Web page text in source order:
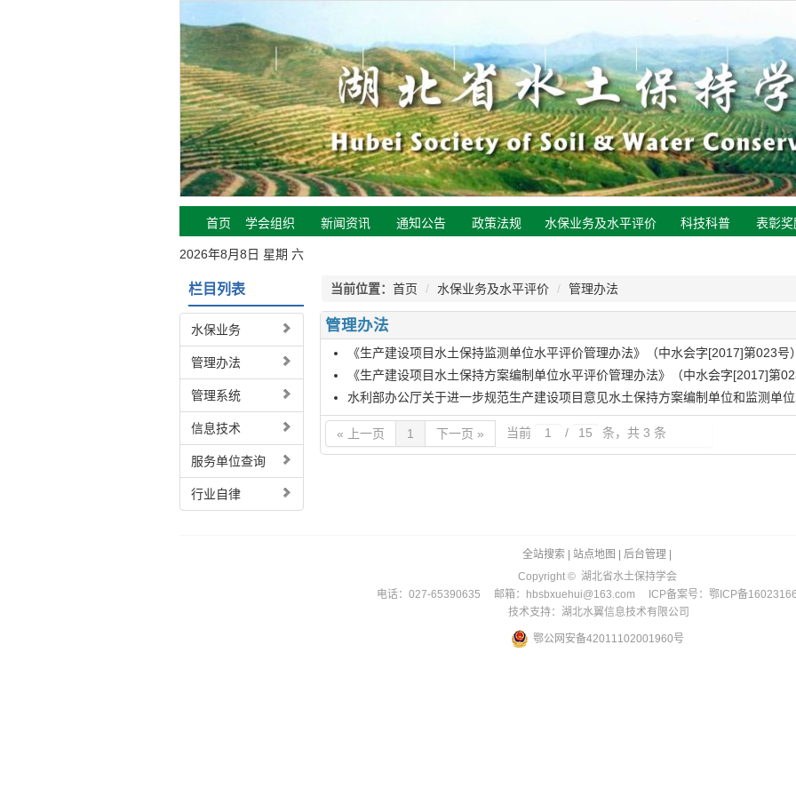
首页 学会组织 新闻资讯 通知公告 政策法规 水保业务及水平评价 科技科普 表彰奖
2026年8月8日 星期 六
栏目列表
水保业务
管理办法
管理系统
信息技术
服务单位查询
行业自律
当前位置： 首页 / 水保业务及水平评价 / 管理办法
管理办法
《生产建设项目水土保持监测单位水平评价管理办法》（中水会字[2017]第023号
《生产建设项目水土保持方案编制单位水平评价管理办法》（中水会字[2017]第
水利部办公厅关于进一步规范生产建设项目意见水土保持方案编制单位和监测单
« 上一页 1 下一页 » 当前 / 条，共 3 条
全站搜索 站点地图 后台管理
Copyright © 湖北省水土保持学会
电话：027-65390635 邮箱：hbsbxuehui@163.com ICP备案号：鄂ICP备
技术支持：湖北水翼信息技术有限公司
鄂公网安备42011102001960号